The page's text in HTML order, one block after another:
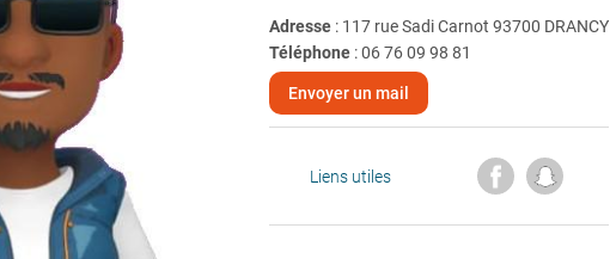
Adresse : 117 rue Sadi Carnot 93700 DRANCY
Téléphone:06 76 09 98 81
Envoyer un mail
Liens utiles